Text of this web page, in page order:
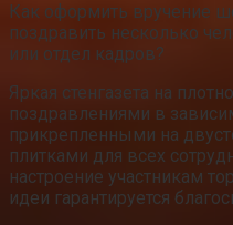
Как оформить вручение
поздравить несколько
или отдел кадров?
Яркая стенгазета на
поздравлениями в
прикрепленными на
плитками для всех
настроение участникам
идеи гарантируется